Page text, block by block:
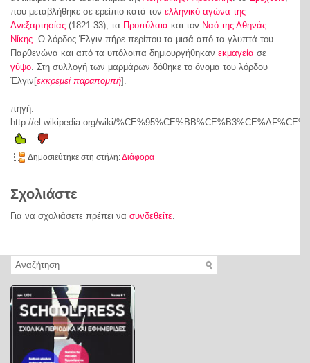
που μεταβλήθηκε σε ερείπιο κατά τον ελληνικό αγώνα της
Ανεξαρτησίας (1821-33), τα Προπύλαια και τον Ναό της Αθηνάς
Νίκης. Ο λόρδος Έλγιν πήρε περίπου τα μισά από τα γλυπτά του
Παρθενώνα και από τα υπόλοιπα δημιουργήθηκαν εκμαγεία σε
γύψο. Στη συλλογή των μαρμάρων δόθηκε το όνομα του λόρδου
Έλγιν [εκκρεμεί παραπομπή] .
πηγή:
http://el.wikipedia.org/wiki/
Δημοσιεύτηκε στη στήλη:Διάφορα
Σχολιάστε
Για να σχολιάσετε πρέπει να συνδεθείτε.